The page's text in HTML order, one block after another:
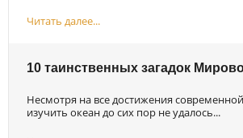
Читать далее...
10 таинственных загадок
Несмотря на все достижения
изучить океан до сих пор не удалось...